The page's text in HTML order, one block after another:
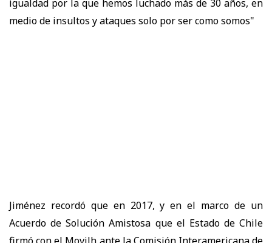
igualdad por la que hemos luchado más de 30 años, en
medio de insultos y ataques solo por ser como somos"
Jiménez recordó que en 2017, y en el marco de un
Acuerdo de Solución Amistosa que el Estado de Chile